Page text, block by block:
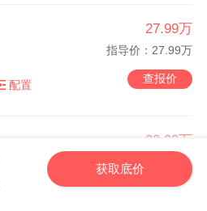
27.99万
指导价：27.99万
配置 查报价
29.99万
指导价：29.99万
查报价
获取底价